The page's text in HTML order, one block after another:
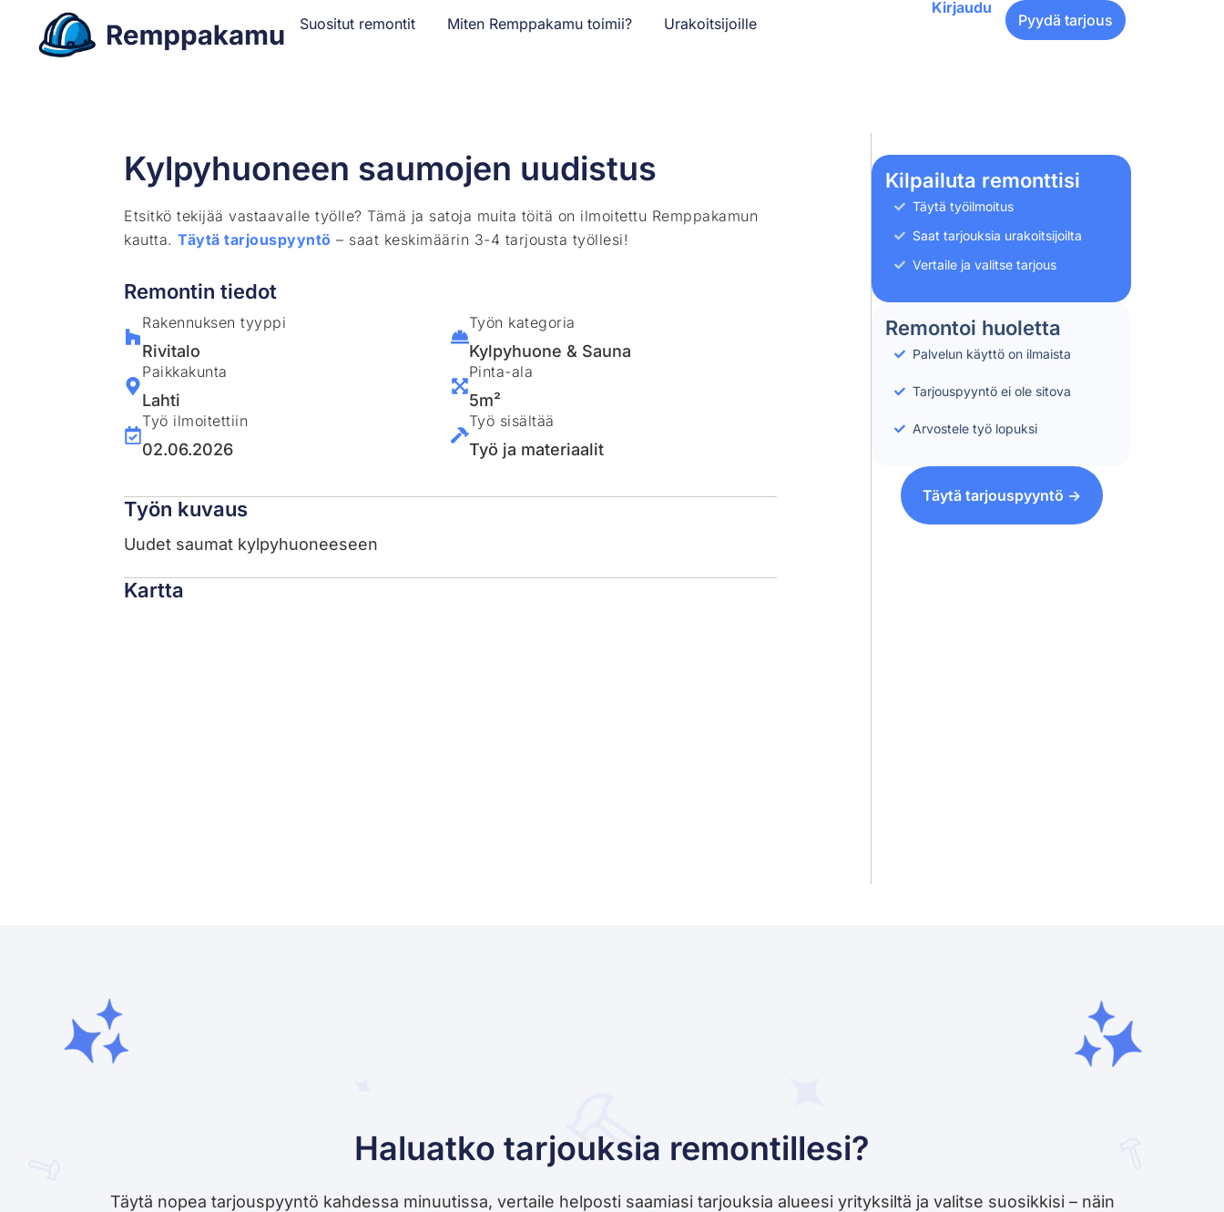
Suositut remontit Miten Remppakamu toimii? Urakoitsijoille
Kirjaudu
Pyydä tarjous
Kylpyhuoneen saumojen uudistus
Etsitkö tekijää vastaavalle työlle? Tämä ja satoja muita töitä on ilmoitettu Remppakamun
kautta.Täytä tarjouspyyntö – saat keskimäärin 3-4 tarjousta työllesi!
Remontin tiedot
Rakennuksen tyyppi
Rivitalo
Paikkakunta
Lahti
Työ ilmoitettiin
02.06.2026
Työn kategoria
Kylpyhuone & Sauna
Pinta-ala
5m²
Työ sisältää
Työ ja materiaalit
Työn kuvaus
Uudet saumat kylpyhuoneeseen
Kartta
Kilpailuta remonttisi
Täytä työilmoitus
Saat tarjouksia urakoitsijoilta
Vertaile ja valitse tarjous
Remontoi huoletta
Palvelun käyttö on ilmaista
Tarjouspyyntö ei ole sitova
Arvostele työ lopuksi
Täytä tarjouspyyntö ->
Haluatko tarjouksia remontillesi?
Täytä nopea tarjouspyyntö kahdessa minuutissa, vertaile helposti saamiasi tarjouksia alueesi yrityksiltä ja valitse suosikkisi – näin